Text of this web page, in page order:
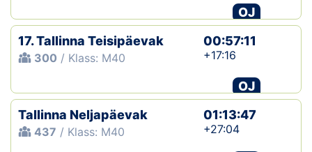
Kalender
Tule klubisse!
Tulemused
OJ
17. Tallinna Teisipäevak
300 / Klass: M40
00:57:11
+17:16
OJ
Tallinna Neljapäevak
437 / Klass: M40
01:13:47
+27:04